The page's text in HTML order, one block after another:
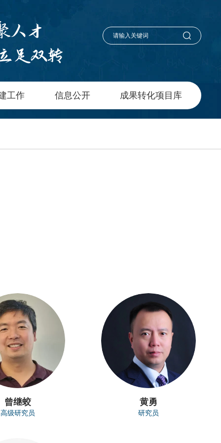
工作 信息公开 成果转化项目库
曾继蛟
高级研究员
黄勇
研究员